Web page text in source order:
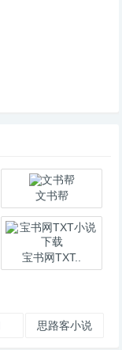
文书帮
宝书网TXT..
思路客小说